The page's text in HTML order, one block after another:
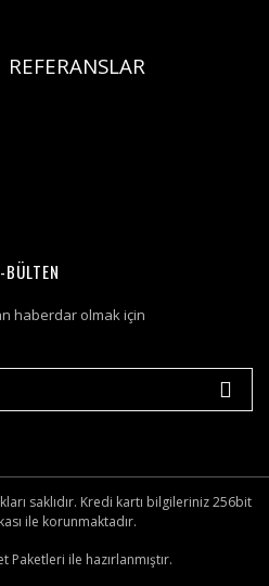
REFERANSLAR
BÜLTEN
haberdar olmak için
saklıdır. Kredi kartı bilgileriniz 256bit
ile korunmaktadır.
Paketleri ile hazırlanmıştır.